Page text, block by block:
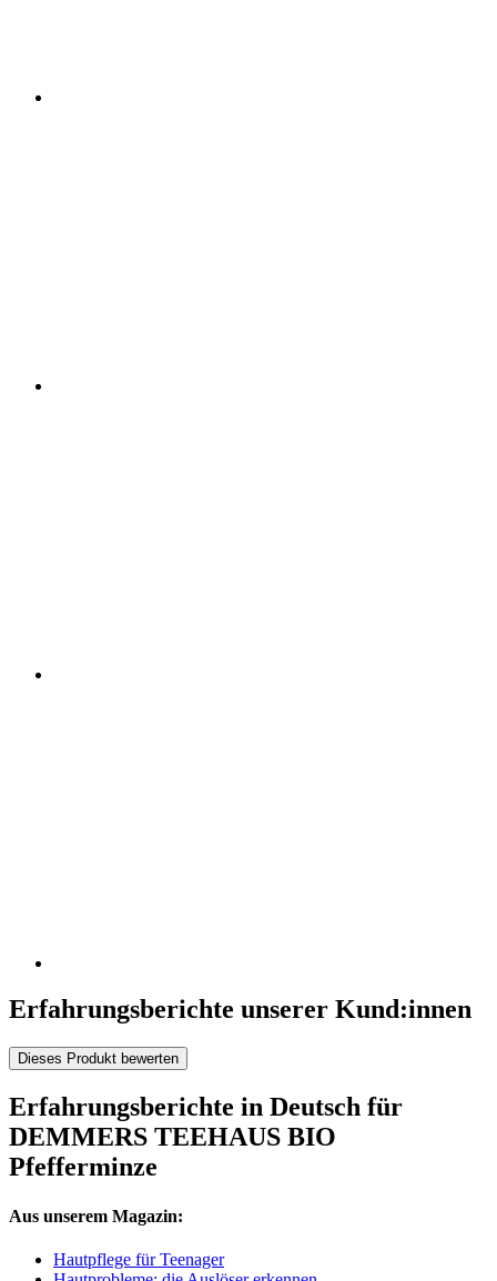
Erfahrungsberichte unserer Kund:innen
Dieses Produkt bewerten
Erfahrungsberichte in Deutsch für
DEMMERS TEEHAUS BIO
Pfefferminze
Aus unserem Magazin:
Hautpflege für Teenager